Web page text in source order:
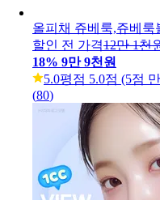
쥬베룩 가격은 시술 범위,
니다. 아래는 캐시닥에 등
범위입니다.
시술 가격 범위
할인 가격 범위
5만원 ~ 54만원5만원 ~ 39만
가격 정보는 평균 범위이며
있습니다. 현재 진행 중인
현재 진행 중인 이벤트 14건